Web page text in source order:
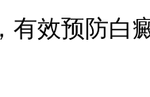
有效预防白